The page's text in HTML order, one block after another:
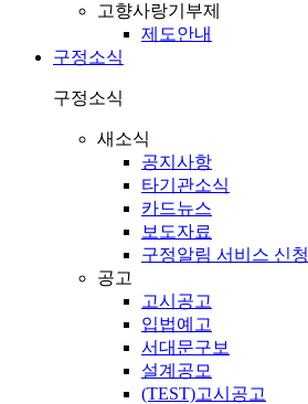
고향사랑기부제
제도안내
구정소식
구정소식
새소식
공지사항
타기관소식
카드뉴스
보도자료
구정알림 서비스 신청
공고
고시공고
입법예고
서대문구보
설계공모
(TEST)고시공고